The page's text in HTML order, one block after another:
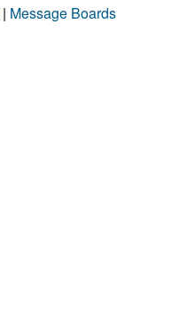
| Message Boards